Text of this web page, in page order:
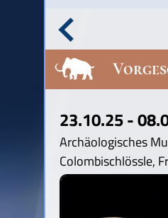
23.10.25 -
Archäologisches
Colombischlössle,